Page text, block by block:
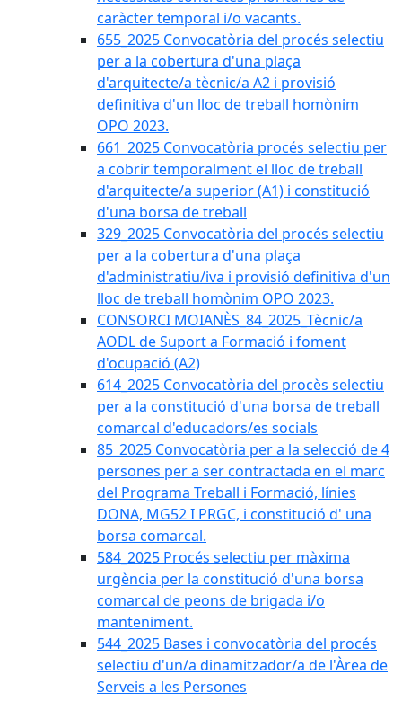
caràcter temporal i/o vacants.
655_2025 Convocatòria del procés selectiu
per a la cobertura d'una plaça
d'arquitecte/a tècnic/a A2 i provisió
definitiva d'un lloc de treball homònim
OPO 2023.
661_2025 Convocatòria procés selectiu per
a cobrir temporalment el lloc de treball
d'arquitecte/a superior (A1) i constitució
d'una borsa de treball
329_2025 Convocatòria del procés selectiu
per a la cobertura d'una plaça
d'administratiu/iva i provisió definitiva d'un
lloc de treball homònim OPO 2023.
CONSORCI MOIANÈS_84_2025_Tècnic/a
AODL de Suport a Formació i foment
d'ocupació (A2)
614_2025 Convocatòria del procès selectiu
per a la constitució d'una borsa de treball
comarcal d'educadors/es socials
85_2025 Convocatòria per a la selecció de 4
persones per a ser contractada en el marc
del Programa Treball i Formació, línies
DONA, MG52 I PRGC, i constitució d' una
borsa comarcal.
584_2025 Procés selectiu per màxima
urgència per la constitució d'una borsa
comarcal de peons de brigada i/o
manteniment.
544_2025 Bases i convocatòria del procés
selectiu d'un/a dinamitzador/a de l'Àrea de
Serveis a les Persones